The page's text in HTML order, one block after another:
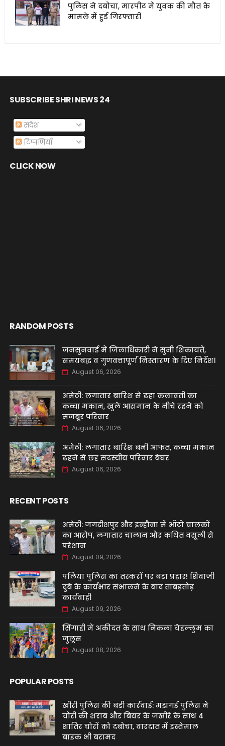
पुलिस ने दबोचा, मारपीट में युवक की मौत के
मामले में हुई गिरफ्तारी
SUBSCRIBE SHRI NEWS 24
संदेश
टिप्पणियाँ
CLICK NOW
RANDOM POSTS
जनसुनवाई में जिलाधिकारी ने सुनीं शिकायतें,
समयबद्ध व गुणवत्तापूर्ण निस्तारण के दिए निर्देश।
August 06, 2026
अमेठी: लगातार बारिश से ढहा कलावती का
कच्चा मकान, खुले आसमान के नीचे रहने को
मजबूर परिवार
August 06, 2026
अमेठी: लगातार बारिश बनी आफत, कच्चा मकान
ढहने से छह सदस्यीय परिवार बेघर
August 06, 2026
RECENT POSTS
अमेठी: जगदीशपुर और इन्हौना में ऑटो चालकों
का आरोप, लगातार चालान और कथित वसूली से
परेशान
August 09, 2026
पलिया पुलिस का तस्करों पर बड़ा प्रहार! शिवाजी
दुबे के कार्यभार संभालने के बाद ताबड़तोड़
कार्यवाही
August 09, 2026
सिंगाही में अकीदत के साथ निकला चेहल्लुम का
जुलूस
August 08, 2026
POPULAR POSTS
खीरी पुलिस की बड़ी कार्रवाई: मझगई पुलिस ने
चोरी की शराब और बियर के जखीरे के साथ 4
शातिर चोरों को दबोचा, वारदात में इस्तेमाल
बाइक भी बरामद